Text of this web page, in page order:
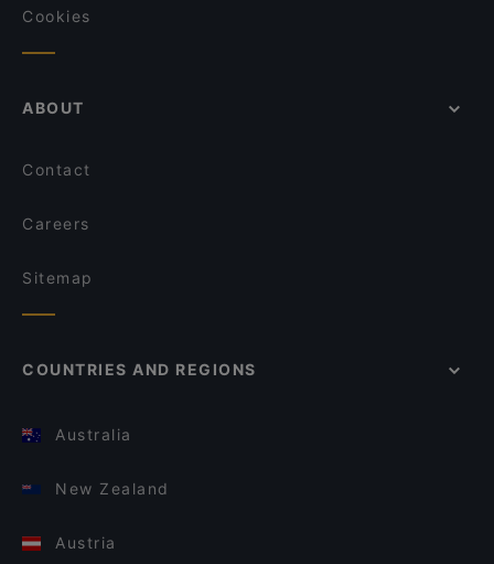
Cookies
ABOUT
Contact
Careers
Sitemap
COUNTRIES AND REGIONS
Australia
New Zealand
Austria